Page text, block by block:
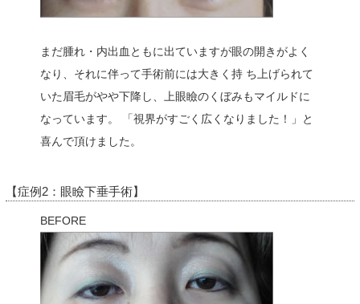
まだ腫れ・内出血ともに出ていますが眼の開きがよく
なり、それに伴って手術前には大きく持 ち上げられて
いた眉毛がやや下降し、上眼瞼のくぼみもマイルドに
なっています。 「視界がすごく広くなりました！」と
喜んで頂けました。
【症例2：眼瞼下垂手術】
BEFORE